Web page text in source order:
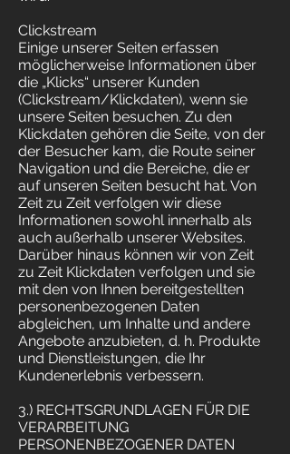
Clickstream
Einige unserer Seiten erfassen
möglicherweise Informationen über
die „Klicks“ unserer Kunden
(Clickstream/Klickdaten), wenn sie
unsere Seiten besuchen. Zu den
Klickdaten gehören die Seite, von der
der Besucher kam, die Route seiner
Navigation und die Bereiche, die er
auf unseren Seiten besucht hat. Von
Zeit zu Zeit verfolgen wir diese
Informationen sowohl innerhalb als
auch außerhalb unserer Websites.
Darüber hinaus können wir von Zeit
zu Zeit Klickdaten verfolgen und sie
mit den von Ihnen bereitgestellten
personenbezogenen Daten
abgleichen, um Inhalte und andere
Angebote anzubieten, d. h. Produkte
und Dienstleistungen, die Ihr
Kundenerlebnis verbessern.
3.) RECHTSGRUNDLAGEN FÜR DIE
VERARBEITUNG
PERSONENBEZOGENER DATEN